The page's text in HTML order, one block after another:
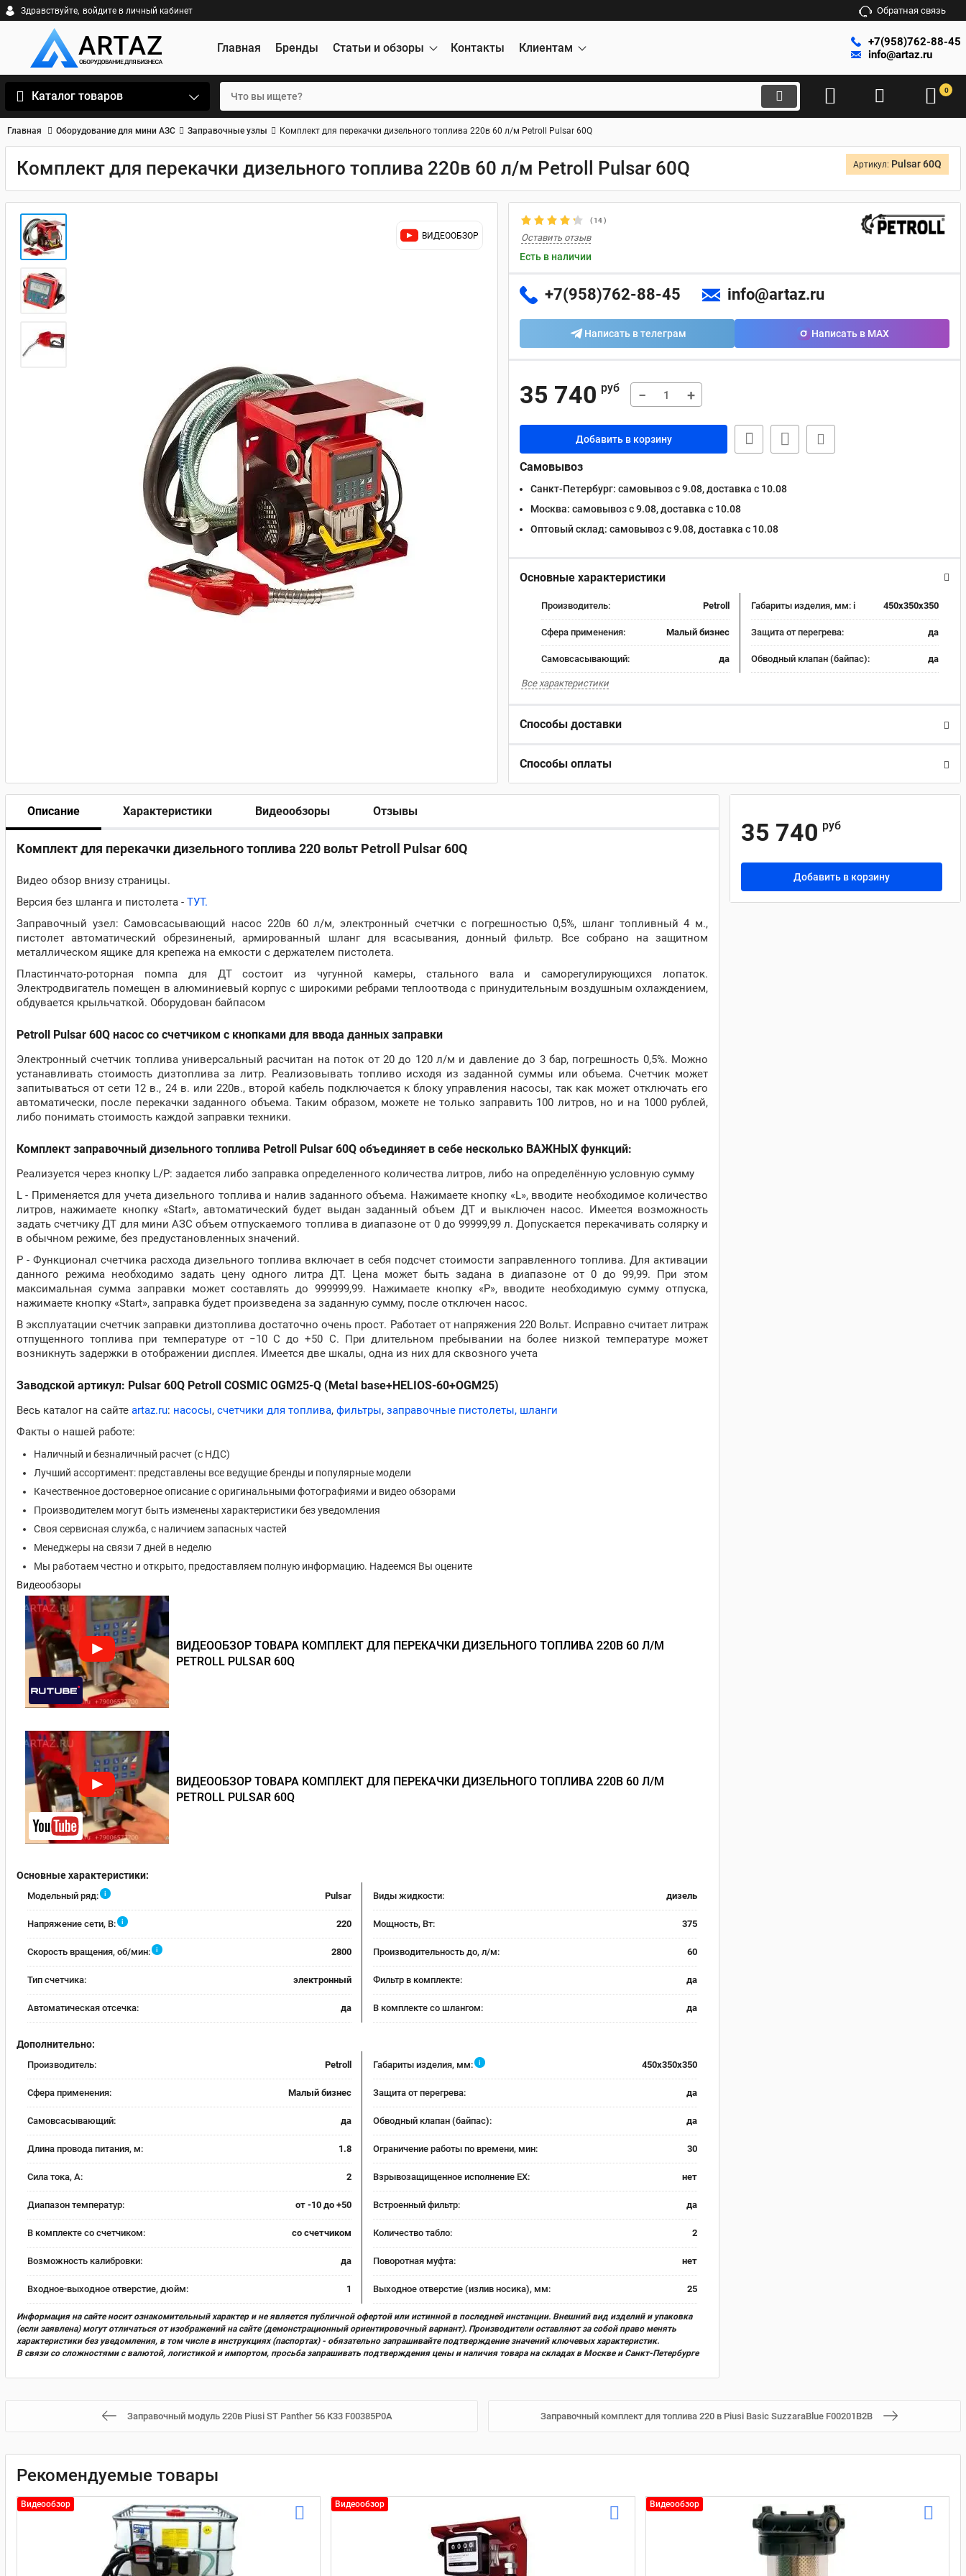
Здравствуйте, войдите в личный кабинет Обратная связь
Главная Бренды Статьи и обзоры Контакты Клиентам
+7(958)762-88-45
info@artaz.ru
Каталог товаров 0
Главная Оборудование для мини АЗС Заправочные узлы Комплект для перекачки дизельного топлива 220в 60 л/м Petroll Pulsar 60Q
Комплект для перекачки дизельного топлива 220в 60 л/м Petroll Pulsar 60Q Артикул: Pulsar 60Q
ВИДЕООБЗОР
(14)
Оставить отзыв
Есть в наличии
+7(958)762-88-45 info@artaz.ru
Написать в телеграм Написать в MAX
35 740 руб − +
Добавить в корзину
Самовывоз
Санкт-Петербург: самовывоз с 9.08, доставка c 10.08
Москва: самовывоз с 9.08, доставка c 10.08
Оптовый склад: самовывоз с 9.08, доставка c 10.08
Основные характеристики
Производитель: Petroll Габариты изделия, мм: i 450x350x350
Сфера применения: Малый бизнес Защита от перегрева: да
Самовсасывающий: да Обводный клапан (байпас): да
Все характеристики
Способы доставки
Способы оплаты
Описание Характеристики Видеообзоры Отзывы
Комплект для перекачки дизельного топлива 220 вольт Petroll Pulsar 60Q
Видео обзор внизу страницы.
Версия без шланга и пистолета - ТУТ.
Заправочный узел: Самовсасывающий насос 220в 60 л/м, электронный счетчки с погрешностью 0,5%, шланг топливный 4 м.,
пистолет автоматический обрезиненый, армированный шланг для всасывания, донный фильтр. Все собрано на защитном
металлическом ящике для крепежа на емкости с держателем пистолета.
Пластинчато-роторная помпа для ДТ состоит из чугунной камеры, стального вала и саморегулирующихся лопаток.
Электродвигатель помещен в алюминиевый корпус с широкими ребрами теплоотвода с принудительным воздушным охлаждением,
обдувается крыльчаткой. Оборудован байпасом
Petroll Pulsar 60Q насос со счетчиком с кнопками для ввода данных заправки
Электронный счетчик топлива универсальный расчитан на поток от 20 до 120 л/м и давление до 3 бар, погрешность 0,5%. Можно
устанавливать стоимость дизтоплива за литр. Реализовывать топливо исходя из заданной суммы или объема. Счетчик может
запитываться от сети 12 в., 24 в. или 220в., второй кабель подключается к блоку управления насосы, так как может отключать его
автоматически, после перекачки заданного объема. Таким образом, можете не только заправить 100 литров, но и на 1000 рублей,
либо понимать стоимость каждой заправки техники.
Комплект заправочный дизельного топлива Petroll Pulsar 60Q объединяет в себе несколько ВАЖНЫХ функций:
Реализуется через кнопку L/P: задается либо заправка определенного количества литров, либо на определённую условную сумму
L - Применяется для учета дизельного топлива и налив заданного объема. Нажимаете кнопку «L», вводите необходимое количество
литров, нажимаете кнопку «Start», автоматический будет выдан заданный объем ДТ и выключен насос. Имеется возможность
задать счетчику ДТ для мини АЗС объем отпускаемого топлива в диапазоне от 0 до 99999,99 л. Допускается перекачивать солярку и
в обычном режиме, без предустановленных значений.
P - Функционал счетчика расхода дизельного топлива включает в себя подсчет стоимости заправленного топлива. Для активации
данного режима необходимо задать цену одного литра ДТ. Цена может быть задана в диапазоне от 0 до 99,99. При этом
максимальная сумма заправки может составлять до 999999,99. Нажимаете кнопку «P», вводите необходимую сумму отпуска,
нажимаете кнопку «Start», заправка будет произведена за заданную сумму, после отключен насос.
В эксплуатации счетчик заправки дизтоплива достаточно очень прост. Работает от напряжения 220 Вольт. Исправно считает литраж
отпущенного топлива при температуре от −10 С до +50 С. При длительном пребывании на более низкой температуре может
возникнуть задержки в отображении дисплея. Имеется две шкалы, одна из них для сквозного учета
Заводской артикул: Pulsar 60Q Petroll COSMIC OGM25-Q (Metal base+HELIOS-60+OGM25)
Весь каталог на сайте artaz.ru: насосы, счетчики для топлива, фильтры, заправочные пистолеты, шланги
Факты о нашей работе:
Наличный и безналичный расчет (с НДС)
Лучший ассортимент: представлены все ведущие бренды и популярные модели
Качественное достоверное описание с оригинальными фотографиями и видео обзорами
Производителем могут быть изменены характеристики без уведомления
Своя сервисная служба, с наличием запасных частей
Менеджеры на связи 7 дней в неделю
Мы работаем честно и открыто, предоставляем полную информацию. Надеемся Вы оцените
Видеообзоры
ВИДЕООБЗОР ТОВАРА КОМПЛЕКТ ДЛЯ ПЕРЕКАЧКИ ДИЗЕЛЬНОГО ТОПЛИВА 220В 60 Л/М
PETROLL PULSAR 60Q
ВИДЕООБЗОР ТОВАРА КОМПЛЕКТ ДЛЯ ПЕРЕКАЧКИ ДИЗЕЛЬНОГО ТОПЛИВА 220В 60 Л/М
PETROLL PULSAR 60Q
Основные характеристики:
Модельный ряд: i Pulsar Виды жидкости: дизель
Напряжение сети, В: i 220 Мощность, Вт: 375
Скорость вращения, об/мин: i 2800 Производительность до, л/м: 60
Тип счетчика: электронный Фильтр в комплекте: да
Автоматическая отсечка: да В комплекте со шлангом: да
Дополнительно:
Производитель: Petroll Габариты изделия, мм: i 450x350x350
Сфера применения: Малый бизнес Защита от перегрева: да
Самовсасывающий: да Обводный клапан (байпас): да
Длина провода питания, м: 1.8 Ограничение работы по времени, мин: 30
Сила тока, А: 2 Взрывозащищенное исполнение EX: нет
Диапазон температур: от -10 до +50 Встроенный фильтр: да
В комплекте со счетчиком: со счетчиком Количество табло: 2
Возможность калибровки: да Поворотная муфта: нет
Входное-выходное отверстие, дюйм: 1 Выходное отверстие (излив носика), мм: 25
Информация на сайте носит ознакомительный характер и не является публичной офертой или истинной в последней инстанции. Внешний вид изделий и упаковка
(если заявлена) могут отличаться от изображений на сайте (демонстрационный ориентировочный вариант). Производители оставляют за собой право менять
характеристики без уведомления, в том числе в инструкциях (паспортах) - обязательно запрашивайте подтверждение значений ключевых характеристик.
В связи со сложностями с валютой, логистикой и импортом, просьба запрашивать подтверждения цены и наличия товара на складах в Москве и Санкт-Петербурге
35 740 руб
Добавить в корзину
Заправочный модуль 220в Piusi ST Panther 56 K33 F00385P0A Заправочный комплект для топлива 220 в Piusi Basic SuzzaraBlue F00201B2B
Рекомендуемые товары
Видеообзор Видеообзор Видеообзор